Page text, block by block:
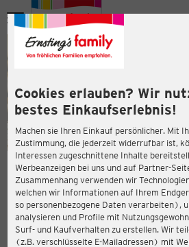
Cookies erlauben? Wir
bestes Einkaufserlebnis!
Machen sie Ihren Einkauf persönlicher. Mit
Zustimmung, die jederzeit widerrufbar ist,
Interessen zugeschnittene Inhalte
Werbeanzeigen bei uns und auf Partner-
Zusammenhang verwenden wir
welchen wir Informationen auf Ihrem
so personenbezogene Daten verarbeiten),
analysieren und Profile mit
Surf- und Kaufverhalten zu erstellen. Wir
(z.B. verschlüsselte E-Mailadressen) mit
Menü
ERNSTING'S FAMILY
Grafenberger
40235
3,9